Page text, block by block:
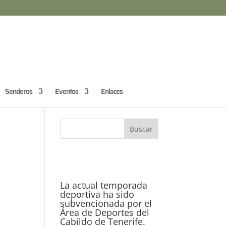
Senderos Eventos Enlaces
La actual temporada
deportiva ha sido
subvencionada por el
Área de Deportes del
Cabildo de Tenerife.